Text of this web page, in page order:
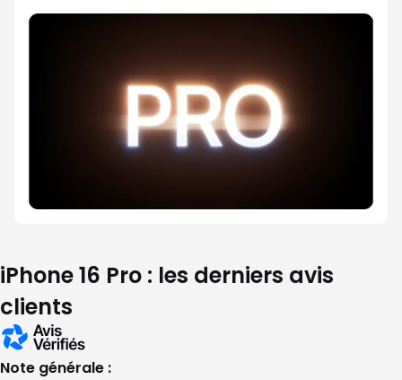
iPhone 16 Pro : les derniers avis
clients
Note générale :